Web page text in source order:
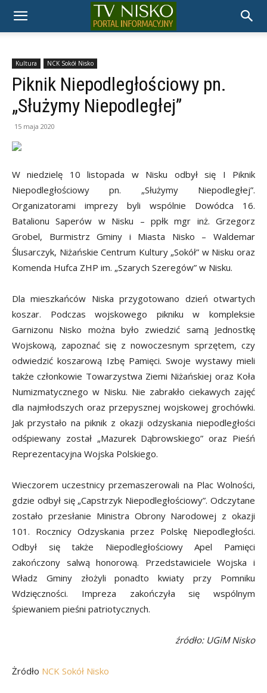
TELEWIZJA
NISKO
Kultura NCK Sokół Nisko
Piknik Niepodległościowy pn.
„Służymy Niepodległej”
15 maja 2020
W niedzielę 10 listopada w Nisku odbył się I Piknik
Niepodległościowy pn. „Służymy Niepodległej”.
Organizatorami imprezy byli wspólnie Dowódca 16.
Batalionu Saperów w Nisku – ppłk mgr inż. Grzegorz
Grobel, Burmistrz Gminy i Miasta Nisko – Waldemar
Ślusarczyk, Niżańskie Centrum Kultury „Sokół” w Nisku oraz
Komenda Hufca ZHP im. „Szarych Szeregów” w Nisku.
Dla mieszkańców Niska przygotowano dzień otwartych
koszar. Podczas wojskowego pikniku w kompleksie
Garnizonu Nisko można było zwiedzić samą Jednostkę
Wojskową, zapoznać się z nowoczesnym sprzętem, czy
odwiedzić koszarową Izbę Pamięci. Swoje wystawy mieli
także członkowie Towarzystwa Ziemi Niżańskiej oraz Koła
Numizmatycznego w Nisku. Nie zabrakło ciekawych zajęć
dla najmłodszych oraz przepysznej wojskowej grochówki.
Jak przystało na piknik z okazji odzyskania niepodległości
odśpiewany został „Mazurek Dąbrowskiego” oraz Pieśń
Reprezentacyjna Wojska Polskiego.
Wieczorem uczestnicy przemaszerowali na Plac Wolności,
gdzie odbył się „Capstrzyk Niepodległościowy”. Odczytane
zostało przesłanie Ministra Obrony Narodowej z okazji
101. Rocznicy Odzyskania przez Polskę Niepodległości.
Odbył się także Niepodległościowy Apel Pamięci
zakończony salwą honorową. Przedstawiciele Wojska i
Władz Gminy złożyli ponadto kwiaty przy Pomniku
Wdzięczności. Impreza zakończyła się wspólnym
śpiewaniem pieśni patriotycznych.
źródło: UGiM Nisko
Żródło NCK Sokół Nisko